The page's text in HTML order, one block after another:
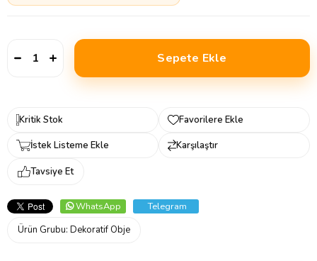
Kritik Stok
Favorilere Ekle
İstek Listeme Ekle
Karşılaştır
Tavsiye Et
WhatsApp
Telegram
Ürün Grubu: Dekoratif Obje